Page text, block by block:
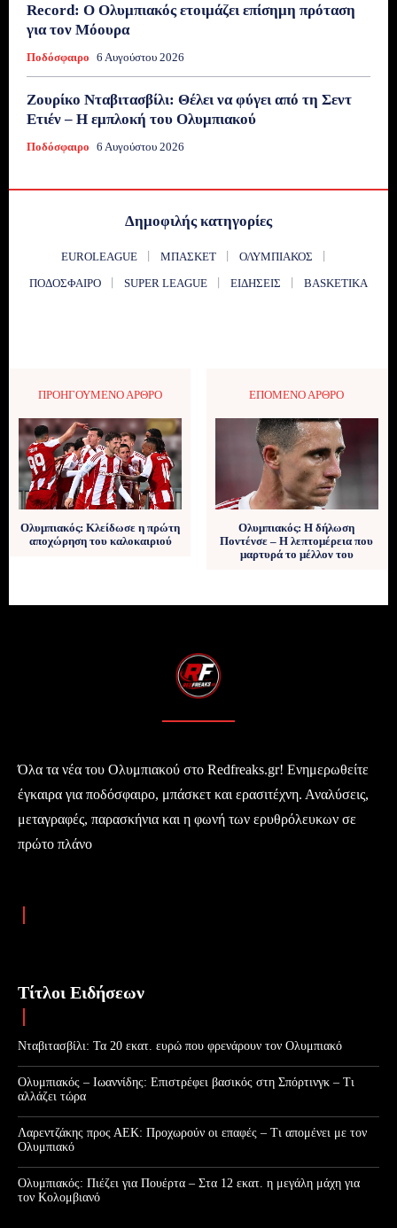
Record: Ο Ολυμπιακός ετοιμάζει επίσημη πρόταση
για τον Μόουρα
Ποδόσφαιρο 6 Αυγούστου 2026
Ζουρίκο Νταβιτασβίλι: Θέλει να φύγει από τη Σεντ
Ετιέν – Η εμπλοκή του Ολυμπιακού
Ποδόσφαιρο 6 Αυγούστου 2026
Δημοφιλής κατηγορίες
EUROLEAGUE ΜΠΆΣΚΕΤ
ΟΛΥΜΠΙΑΚΌΣ
ΠΟΔΌΣΦΑΙΡΟ
SUPER LEAGUE ΕΙΔΉΣΕΙΣ BASKETIKA
ΠΡΟΗΓΟΎΜΕΝΟ ΆΡΘΡΟ
Ολυμπιακός: Κλείδωσε η πρώτη
αποχώρηση του καλοκαιριού
ΕΠΌΜΕΝΟ ΆΡΘΡΟ
Ολυμπιακός: Η δήλωση
Ποντένσε – Η λεπτομέρεια που
μαρτυρά το μέλλον του
Όλα τα νέα του Ολυμπιακού στο Redfreaks.gr! Ενημερωθείτε
έγκαιρα για ποδόσφαιρο, μπάσκετ και ερασιτέχνη. Αναλύσεις,
μεταγραφές, παρασκήνια και η φωνή των ερυθρόλευκων σε
πρώτο πλάνο
Τίτλοι Ειδήσεων
Νταβιτασβίλι: Τα 20 εκατ. ευρώ που φρενάρουν τον Ολυμπιακό
Ολυμπιακός – Ιωαννίδης: Επιστρέφει βασικός στη Σπόρτινγκ – Τι
αλλάζει τώρα
Λαρεντζάκης προς ΑΕΚ: Προχωρούν οι επαφές – Τι απομένει με τον
Ολυμπιακό
Ολυμπιακός: Πιέζει για Πουέρτα – Στα 12 εκατ. η μεγάλη μάχη για
τον Κολομβιανό